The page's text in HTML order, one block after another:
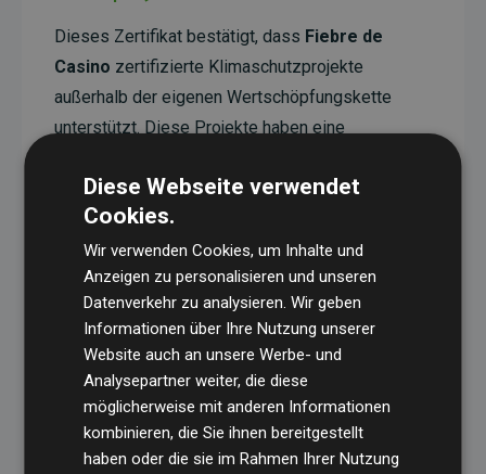
Dieses Zertifikat bestätigt, dass Fiebre de
Casino zertifizierte Klimaschutzprojekte
außerhalb der eigenen Wertschöpfungskette
unterstützt. Diese Projekte haben eine
im Durchschnitt dem Doppelten der geschätzten
Emissionen der Website entspricht.
Alle unterstützten Projekte werden durch
Standardverifiziert und erfüllen höchste
Anforderungen an Qualität, tatsächliche
Klimawirkung und Transparenz. Weitere
Informationen zu den einzelnen Projekten finden
Sie hier.
Diese Webseite verwendet
Cookies.
Wir verwenden Cookies, um Inhalte und
Anzeigen zu personalisieren und unseren
Datenverkehr zu analysieren. Wir geben
Informationen über Ihre Nutzung unserer
Website auch an unsere Werbe- und
Analysepartner weiter, die diese
möglicherweise mit anderen Informationen
kombinieren, die Sie ihnen bereitgestellt
haben oder die sie im Rahmen Ihrer Nutzung